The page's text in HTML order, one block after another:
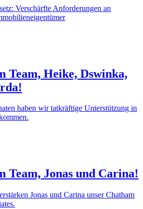
Verschärfte Anforderungen an
Team, Heike, Dswinka,
haben wir tatkräftige Unterstützung in
Team, Jonas und Carina!
Jonas und Carina unser Chatham